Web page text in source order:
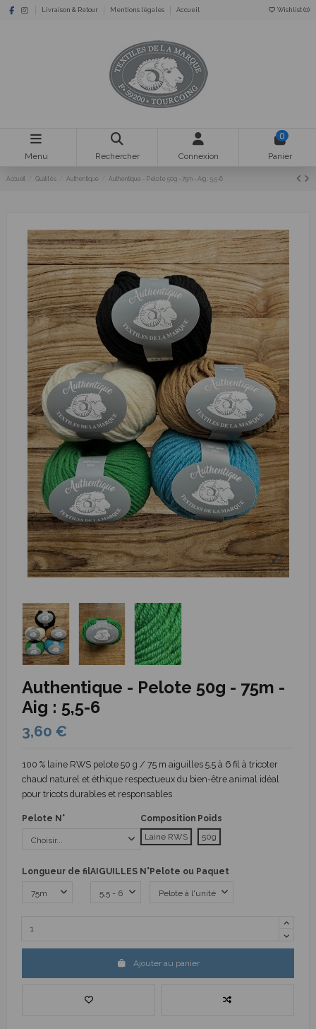
Livraison & Retour Mentions légales Accueil Wishlist (0)
Menu Rechercher Connexion
0
Panier
Accueil Qualités Authentique Authentique - Pelote 50g - 75m - Aig : 5,5-6
Authentique - Pelote 50g - 75m -
Aig : 5,5-6
3,60 €
100 % laine RWS pelote 50 g / 75 m aiguilles 5.5 à 6 fil à tricoter
chaud naturel et éthique respectueux du bien-être animal idéal
pour tricots durables et responsables
Pelote N°
Composition
Laine RWS
Poids
50g
Longueur de filAIGUILLES N°Pelote ou Paquet
Ajouter au panier